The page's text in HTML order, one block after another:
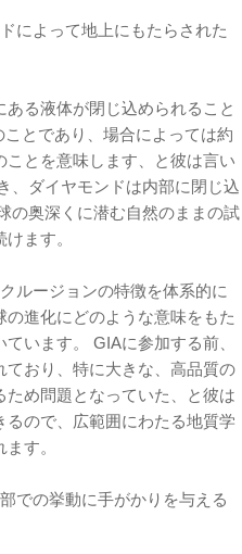
によって地上にもたらされた
る液体が閉じ込められること
とであり、場合によっては約
とを意味します、と彼は言い
、ダイヤモンドは内部に閉じ込
の奥深くに潜む自然のままの試
ます。
ルージョンの特徴を体系的に
進化にどのような意味をもた
います。 GIAに参加する前、
おり、特に大きな、高品質の
め問題となっていた、と彼は
ので、広範囲にわたる地質学
す。
での挙動に手がかりを与える